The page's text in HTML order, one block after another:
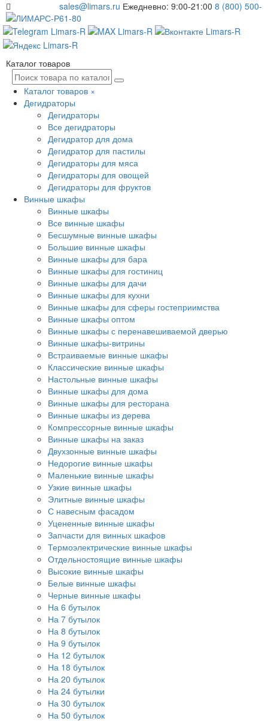
sales@limars.ru Ежедневно: 9:00-21:00 8 (800) 500-
61-80
Каталог товаров
Каталог товаров ×
Дегидраторы
Дегидраторы
Все дегидраторы
Дегидратор для дома
Дегидратор для пастилы
Дегидраторы для мяса
Дегидраторы для овощей
Дегидраторы для фруктов
Винные шкафы
Винные шкафы
Все винные шкафы
Бесшумные винные шкафы
Большие винные шкафы
Винные шкафы для бара
Винные шкафы для гостиниц
Винные шкафы для дачи
Винные шкафы для кухни
Винные шкафы для сферы гостеприимства
Винные шкафы оптом
Винные шкафы с перенавешиваемой дверью
Винные шкафы-витрины
Встраиваемые винные шкафы
Классические винные шкафы
Настольные винные шкафы
Винные шкафы для дома
Винные шкафы для ресторана
Винные шкафы из дерева
Компрессорные винные шкафы
Винные шкафы на заказ
Двухзонные винные шкафы
Недорогие винные шкафы
Маленькие винные шкафы
Узкие винные шкафы
Элитные винные шкафы
С навесным фасадом
Уцененные винные шкафы
Запчасти для винных шкафов
Термоэлектрические винные шкафы
Отдельностоящие винные шкафы
Высокие винные шкафы
Белые винные шкафы
Черные винные шкафы
На 6 бутылок
На 7 бутылок
На 8 бутылок
На 9 бутылок
На 12 бутылок
На 18 бутылок
На 20 бутылок
На 24 бутылки
На 30 бутылок
На 50 бутылок